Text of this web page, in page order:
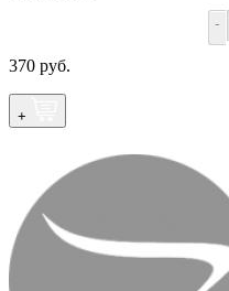
-
370 руб.
+